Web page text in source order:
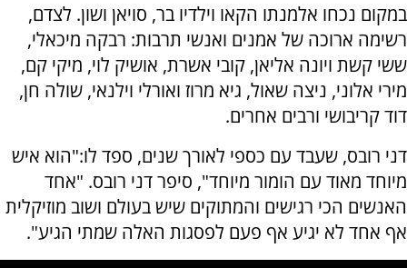
במקום נכחו אלמנתו הקאו וילדיו בר, סויאן ושון. לצדם,
רשימה ארוכה של אמנים ואנשי תרבות: רבקה מיכאלי,
ששי קשת ויונה אליאן, קובי אשרת, אושיק לוי, מיקי קם,
מירי אלוני, ניצה שאול, גיא מרוז ואורלי וילנאי, שולה חן,
דוד קריבושי ורבים אחרים.
דני רובס, שעבד עם כספי לאורך שנים, ספד לו:"הוא איש
מיוחד מאוד עם הומור מיוחד", סיפר דני רובס. "אחד
האנשים הכי רגישים והמתוקים שיש בעולם ושוב מוזיקלית
אף אחד לא יגיע אף פעם לפסגות האלה שמתי הגיע".